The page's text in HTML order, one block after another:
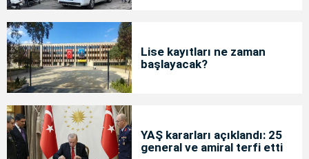
Lise kayıtları ne zaman
başlayacak?
YAŞ kararları açıklandı: 25
general ve amiral terfi etti